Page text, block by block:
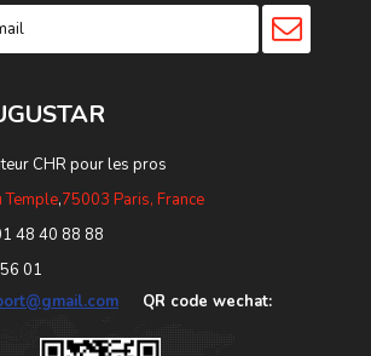
R
CHR pour les pros
Temple,75003 Paris, France
48 40 88 88
01
QR code wechat: